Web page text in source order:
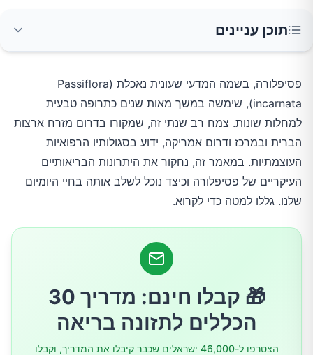
תוכן עניינים
1.הקלה על חרדות ולחץ נפשי
2.מסייע לשינה
3.שיכוך כאבים
4.תכונות נוגדות חמצון
איך אפשר להשתמש בפסיפלורה?
פסיפלורה, בשמה המדעי שעונית נאכלת (Passiflora
incarnata), שימשה במשך מאות שנים כתרופה טבעית
למחלות שונות. צמח רב שנתי זה, שמקורו בדרום מזרח ארצות
הברית ובמרכז ודרום אמריקה, ידוע בסגולותיו הרפואיות
העוצמתיות. במאמר זה, נחקור את היתרונות הבריאותיים
העיקריים של פסיפלורה וכיצד נוכל לשלב אותה בחיי היומיום
שלנו. גללו למטה כדי לקרוא.
🎁 קבלו חינם: מדריך 30
הכללים לתזונה בריאה
הצטרפו ל-46,000 ישראלים שכבר קיבלו את המדריך, וקבלו